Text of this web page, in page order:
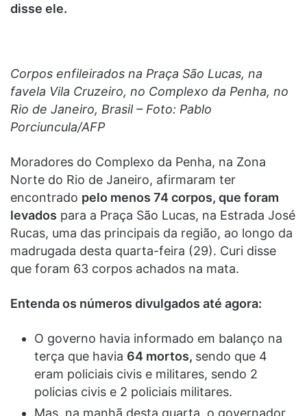
disse ele.
Corpos enfileirados na Praça São Lucas, na
favela Vila Cruzeiro, no Complexo da Penha, no
Rio de Janeiro, Brasil – Foto: Pablo
Porciuncula/AFP
Moradores do Complexo da Penha, na Zona
Norte do Rio de Janeiro, afirmaram ter
encontrado pelo menos 74 corpos, que foram
levados para a Praça São Lucas, na Estrada José
Rucas, uma das principais da região, ao longo da
madrugada desta quarta-feira (29). Curi disse
que foram 63 corpos achados na mata.
Entenda os números divulgados até agora:
O governo havia informado em balanço na
terça que havia 64 mortos, sendo que 4
eram policiais civis e militares, sendo 2
policias civis e 2 policiais militares.
Mas, na manhã desta quarta, o governador